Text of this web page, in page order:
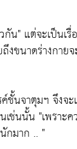
กัน" แต่จะเป็นเ
ขนาดร่างกาย
ชั้นจาตุมฯ จึง
เช่นนั้น "เพราะ
กมาก .. "